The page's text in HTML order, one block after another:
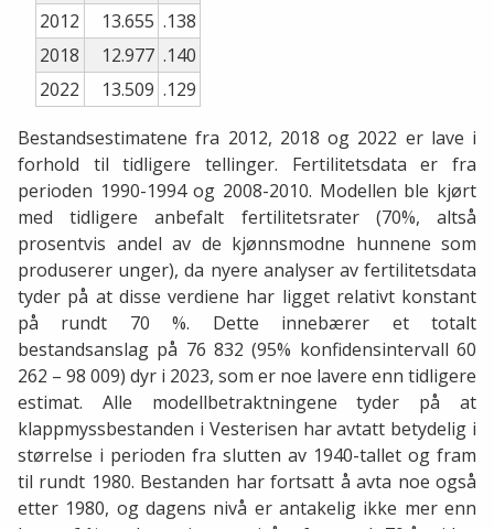
2012
13.655 .138
2018
12.977 .140
2022
13.509 .129
Bestandsestimatene fra 2012, 2018 og 2022 er lave i
forhold til tidligere tellinger. Fertilitetsdata er fra
perioden 1990-1994 og 2008-2010. Modellen ble kjørt
med tidligere anbefalt fertilitetsrater (70%, altså
prosentvis andel av de kjønnsmodne hunnene som
produserer unger), da nyere analyser av fertilitetsdata
tyder på at disse verdiene har ligget relativt konstant
på rundt 70 %. Dette innebærer et totalt
bestandsanslag på 76 832 (95% konfidensintervall 60
262 – 98 009) dyr i 2023, som er noe lavere enn tidligere
estimat. Alle modellbetraktningene tyder på at
klappmyssbestanden i Vesterisen har avtatt betydelig i
størrelse i perioden fra slutten av 1940-tallet og fram
til rundt 1980. Bestanden har fortsatt å avta noe også
etter 1980, og dagens nivå er antakelig ikke mer enn